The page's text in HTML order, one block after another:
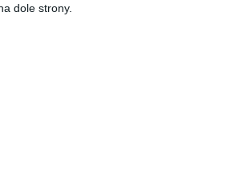
dole strony.